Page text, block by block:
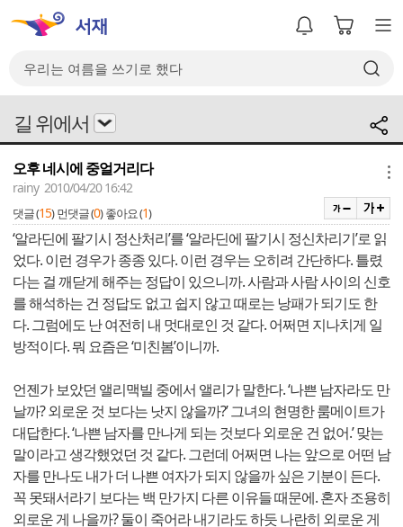
길 위에서
오후 네시에 중얼거리다
rainy 2010/04/20 16:42
댓글 (15) 먼댓글 (0) 좋아요 (1)
‘알라딘에 팔기시 정산처리’를 ‘알라딘에 팔기시 정신차리기’로 읽
었다. 이런 경우가 종종 있다. 이런 경우는 오히려 간단하다. 틀렸
다는 걸 깨닫게 해주는 정답이 있으니까. 사람과 사람 사이의 신호
를 해석하는 건 정답도 없고 쉽지 않고 때로는 낭패가 되기도 한
다. 그럼에도 난 여전히 내 멋대로인 것 같다. 어쩌면 지나치게 일
방적이다. 뭐 요즘은 ‘미친봄’이니까.
언젠가 보았던 앨리맥빌 중에서 앨리가 말한다. ‘나쁜 남자라도 만
날까? 외로운 것 보다는 낫지 않을까?’ 그녀의 현명한 룸메이트가
대답한다. ‘나쁜 남자를 만나게 되는 것보다 외로운 건 없어.’ 맞는
말이라고 생각했었던 것 같다. 그런데 어쩌면 나는 앞으로 어떤 남
자를 만나도 내가 더 나쁜 여자가 되지 않을까 싶은 기분이 든다.
꼭 못돼서라기 보다는 백 만가지 다른 이유들 때문에. 혼자 조용히
외로운 게 나을까? 둘이 죽어라 내기라도 하듯 나란히 외로운 게